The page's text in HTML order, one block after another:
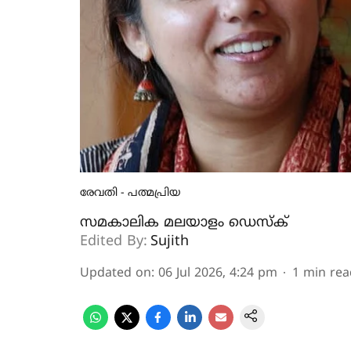
രേവതി - പത്മപ്രിയ
സമകാലിക മലയാളം ഡെസ്ക്
Edited By: Sujith
Updated on: 06 Jul 2026, 4:24 pm 1 min